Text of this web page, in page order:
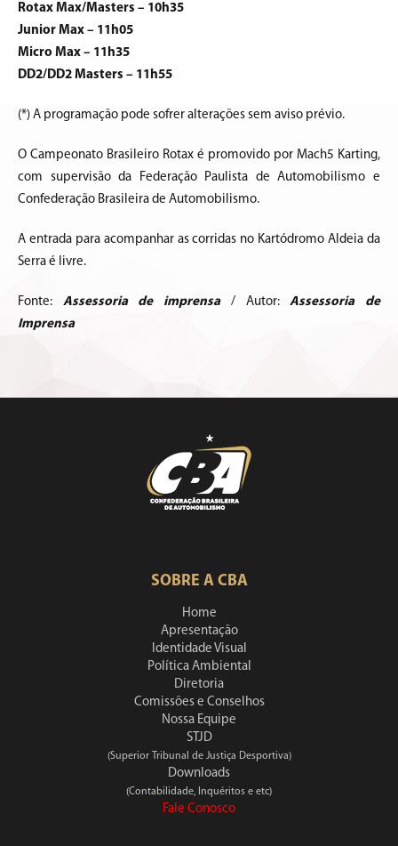
Rotax Max/Masters – 10h35
Junior Max – 11h05
Micro Max – 11h35
DD2/DD2 Masters – 11h55
(*) A programação pode sofrer alterações sem aviso prévio.
O Campeonato Brasileiro Rotax é promovido por Mach5 Karting,
com supervisão da Federação Paulista de Automobilismo e
Confederação Brasileira de Automobilismo.
A entrada para acompanhar as corridas no Kartódromo Aldeia da
Serra é livre.
Fonte: Assessoria de imprensa/ Autor:Assessoria de
Imprensa
SOBRE A CBA
Home
Apresentação
Identidade Visual
Política Ambiental
Diretoria
Comissões e Conselhos
Nossa Equipe
STJD
(Superior Tribunal de Justiça Desportiva)
Downloads
(Contabilidade, Inquéritos e etc)
Fale Conosco